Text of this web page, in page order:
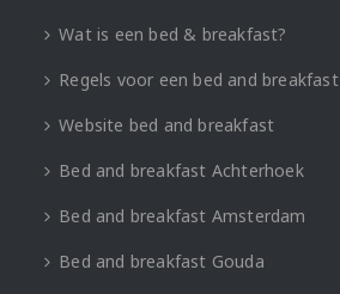
Wat is een bed & breakfast?
Regels voor een bed and breakfast
Website bed and breakfast
Bed and breakfast Achterhoek
Bed and breakfast Amsterdam
Bed and breakfast Gouda